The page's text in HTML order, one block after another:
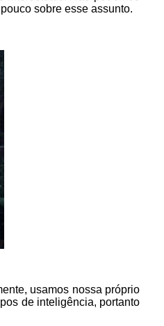
sobre esse assunto.
usamos nossa próprio
de inteligência, portanto